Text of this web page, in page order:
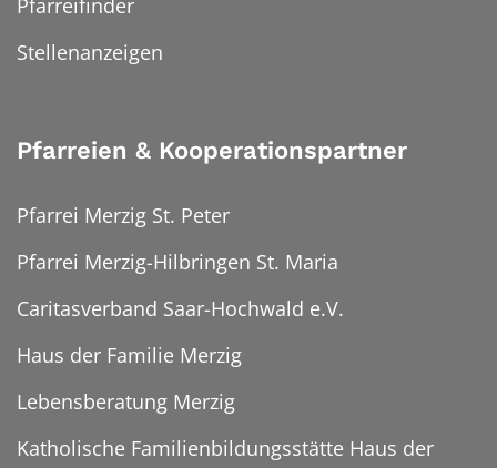
Pfarreifinder
Stellenanzeigen
Pfarreien & Kooperationspartner
Pfarrei Merzig St. Peter
Pfarrei Merzig-Hilbringen St. Maria
Caritasverband Saar-Hochwald e.V.
Haus der Familie Merzig
Lebensberatung Merzig
Katholische Familienbildungsstätte Haus der